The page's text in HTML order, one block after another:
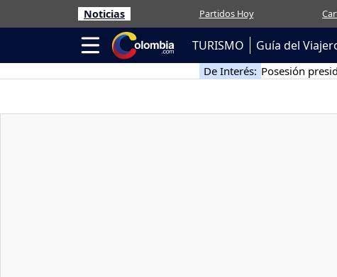
Noticias Partidos Hoy
TURISMO Guía del
De Interés: Posesión